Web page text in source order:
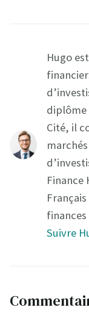
Hugo
diplôme
Cité, il
Finance
Suivre